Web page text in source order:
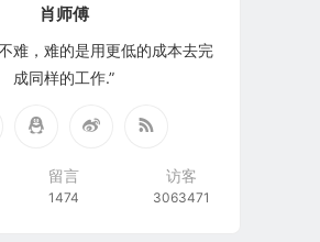
肖师傅
难，难的是用更低的成本去完
成同样的工作.”
留言
1474
访客
3063471